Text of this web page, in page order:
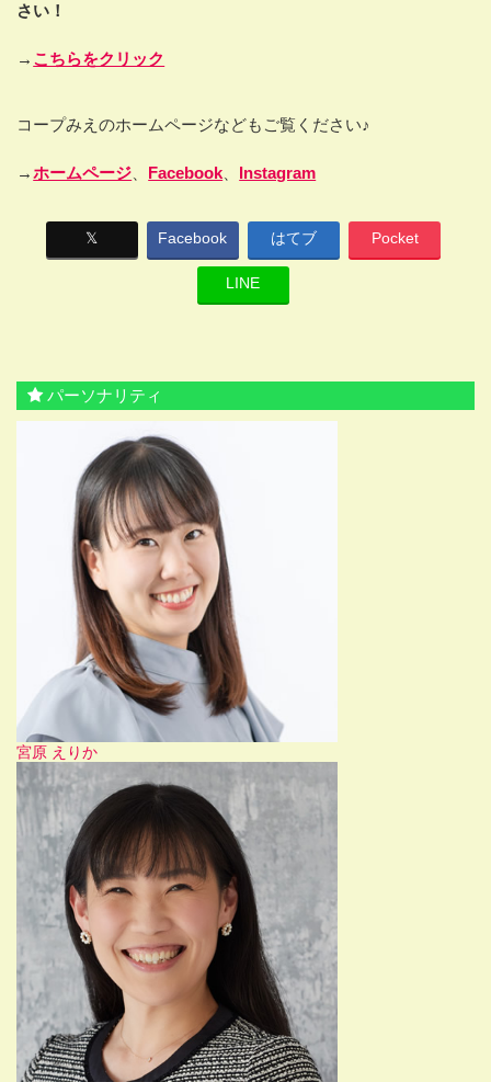
さい！
→ こちらをクリック
コープみえのホームページなどもご覧ください♪
→ホームページ Facebook Instagram
𝕏 Facebook はてブ Pocket
LINE
パーソナリティ
宮原 えりか